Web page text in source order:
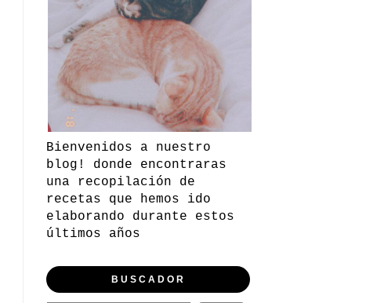
Bienvenidos a nuestro
blog! donde encontraras
una recopilación de
recetas que hemos ido
elaborando durante estos
últimos años
BUSCADOR